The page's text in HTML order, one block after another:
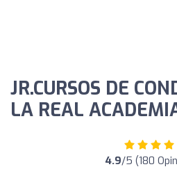
JR.CURSOS DE
LA REAL
4.9/5 (180